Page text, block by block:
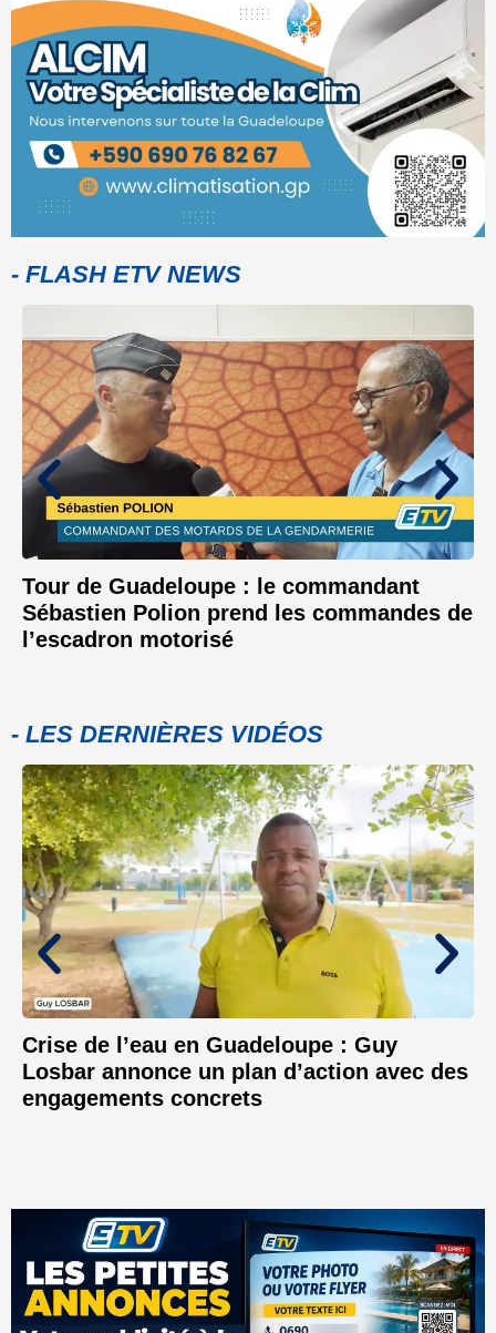
- FLASH ETV NEWS
Tour de Guadeloupe : le commandant
Sébastien Polion prend les commandes de
l’escadron motorisé
- LES DERNIÈRES VIDÉOS
Crise de l’eau en Guadeloupe : Guy
Losbar annonce un plan d’action avec des
engagements concrets